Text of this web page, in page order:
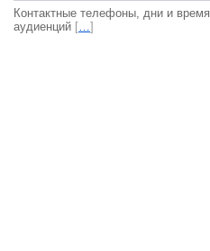
Контактные телефоны, дни и время
аудиенций […]